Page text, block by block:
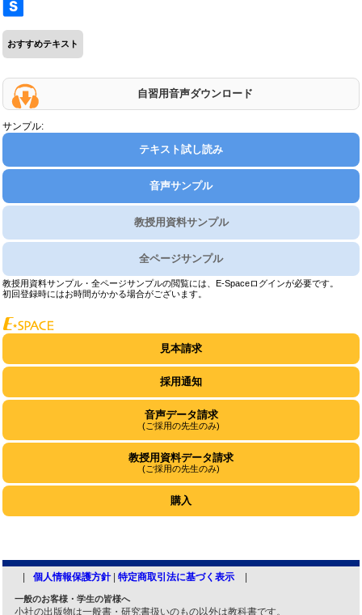
おすすめテキスト
自習用音声ダウンロード
サンプル:
テキスト試し読み
音声サンプル
教授用資料サンプル
全ページサンプル
教授用資料サンプル・全ページサンプルの閲覧には、E-Spaceログインが必要です。
初回登録時にはお時間がかかる場合がございます。
見本請求
採用通知
音声データ請求
(ご採用の先生のみ)
教授用資料データ請求
(ご採用の先生のみ)
購入
個人情報保護方針| 特定商取引法に基づく表示
一般のお客様・学生の皆様へ
小社の出版物は一般書・研究書扱いのもの以外は教科書です。